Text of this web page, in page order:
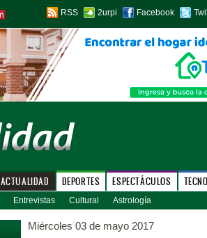
RSS 2urpi Facebook
ACTUALIDAD DEPORTES ESPECTÁCULOS
Entrevistas Cultural Astrología
Miércoles 03 de mayo 2017